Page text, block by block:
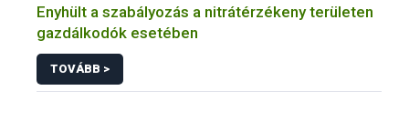
Enyhült a szabályozás a nitrátérzékeny területen
gazdálkodók esetében
TOVÁBB >